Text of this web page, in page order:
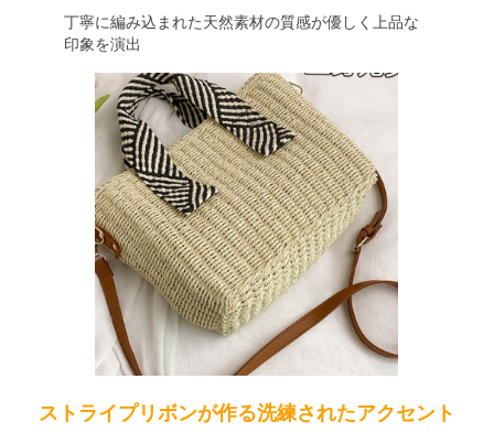
丁寧に編み込まれた天然素材の質感が優しく上品な
印象を演出
ストライプリボンが作る洗練されたアクセント